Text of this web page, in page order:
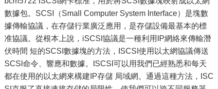
數據包。SCSI（Small Computer System Interface）是塊數
據傳輸協議，在存儲行業廣泛應用，是存儲設備最基本的標
准協議。從根本上說，iSCSI協議是一種利用IP網絡來傳輸潛
伏時間 短的SCSI數據塊的方法，ISCSI使用以太網協議傳送
SCSI命令、響應和數據。ISCSI可以用我們已經熟悉和每天
都在使用的以太網來構建IP存儲 局域網。通過這種方法，ISC